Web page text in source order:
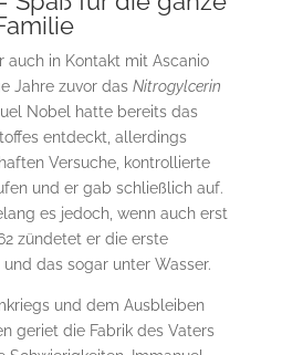
auch in Kontakt mit Ascanio
Jahre zuvor das Nitrogylcerin
Nobel hatte bereits das
entdeckt, allerdings
Versuche, kontrollierte
und er gab schließlich auf.
es jedoch, wenn auch erst
zündetet er die erste
das sogar unter Wasser.
und dem Ausbleiben
geriet die Fabrik des Vaters